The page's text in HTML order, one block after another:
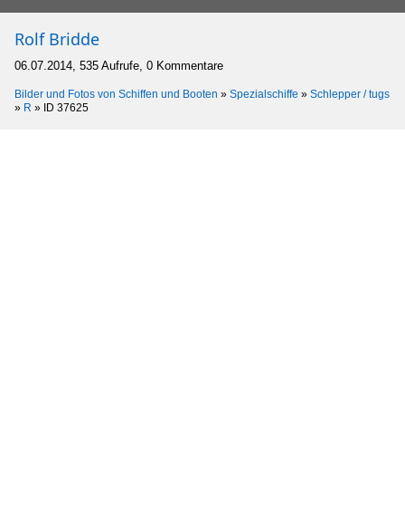
Rolf Bridde
06.07.2014, 535 Aufrufe, 0 Kommentare
Bilder und Fotos von Schiffen und Booten » Spezialschiffe » Schlepper / tugs
» R » ID 37625